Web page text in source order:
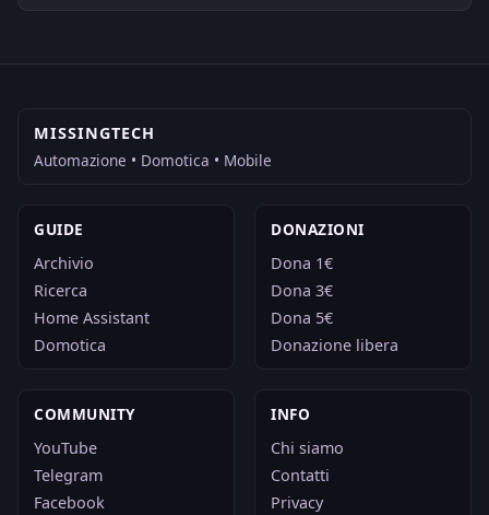
MISSINGTECH
Automazione • Domotica • Mobile
GUIDE
Archivio
Ricerca
Home Assistant
Domotica
DONAZIONI
Dona 1€
Dona 3€
Dona 5€
Donazione libera
COMMUNITY
YouTube
Telegram
Facebook
INFO
Chi siamo
Contatti
Privacy